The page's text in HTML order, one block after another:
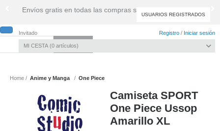
Envíos gratis en todas las compras superiores a 39,99 €
Invitado Registro / Iniciar sesión
MI CESTA 0 artículos
USUARIOS REGISTRADOS
Toggle
Home Anime y Manga One Piece
Camiseta SPORT
One Piece Ussop
Amarillo XL